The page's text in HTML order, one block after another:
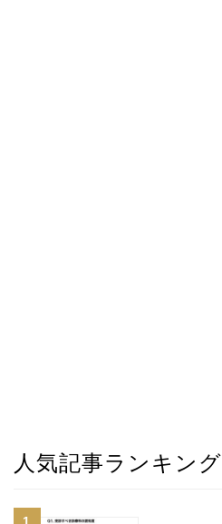
人気記事ランキング